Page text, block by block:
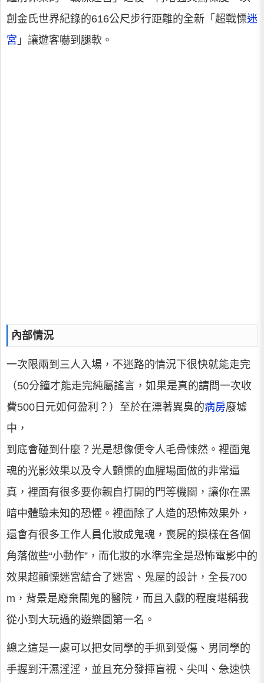
創金氏世界紀錄的616公尺步行距離的全新「超戰慄迷
宮 」讓遊客嚇到腿軟。
內部情況
一次限兩到三人入場，不迷路的情況下很快就能走完
（50分鐘才能走完純屬謠言，如果是真的請問一次收
費500日元如何盈利？）至於在漂著異臭的病房廢墟
中，
到底會碰到什麼？光是想像便令人毛骨悚然。裡面鬼
魂的光影效果以及令人顫慄的血腥場面做的非常逼
真，裡面有很多要你親自打開的門等機關，讓你在黑
暗中體驗未知的恐懼。裡面除了人造的恐怖效果外，
還會有很多工作人員化妝成鬼魂，喪屍的摸樣在各個
角落做些“小動作”，而化妝的水準完全是恐怖電影中的
效果超顫慄迷宮結合了迷宮、鬼屋的設計，全長700
m，背景是廢棄鬧鬼的醫院，而且入戲的程度堪稱我
從小到大玩過的遊樂園第一名。
總之這是一處可以把女同學的手抓到受傷、男同學的
手握到汗濕淫淫，並且充分發揮盲視、尖叫、急速快